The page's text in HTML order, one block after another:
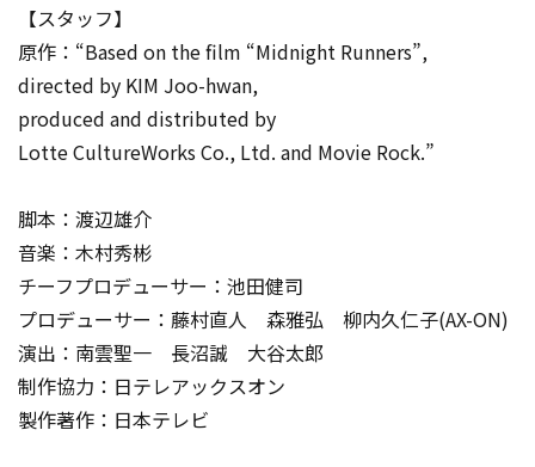
【スタッフ】
原作：“Based on the film “Midnight Runners”,
directed by KIM Joo-hwan,
produced and distributed by
Lotte CultureWorks Co., Ltd. and Movie Rock.”
脚本：渡辺雄介
音楽：木村秀彬
チーフプロデューサー：池田健司
プロデューサー：藤村直人 森雅弘 柳内久仁子(AX-ON)
演出：南雲聖一 長沼誠 大谷太郎
制作協力：日テレアックスオン
製作著作：日本テレビ